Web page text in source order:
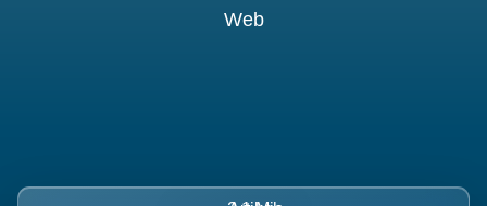
Web